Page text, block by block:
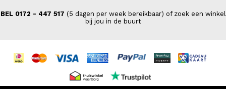
BEL 0172 - 447 517 (5 dagen per week bereikbaar) of zoek een winkel
bij jou in de buurt